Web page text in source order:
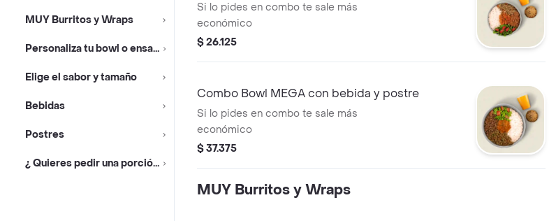
MUY Burritos y Wraps
Personaliza tu bowl o ensalada
Elige el sabor y tamaño
Bebidas
Postres
¿ Quieres pedir una porción ?
Si lo pides en combo te sale más
económico
$ 26.125
Combo Bowl MEGA con bebida y postre
Si lo pides en combo te sale más
económico
$ 37.375
MUY Burritos y Wraps